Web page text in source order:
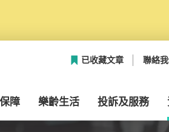
已收藏文章 聯絡
障 樂齡生活 投訴及服務